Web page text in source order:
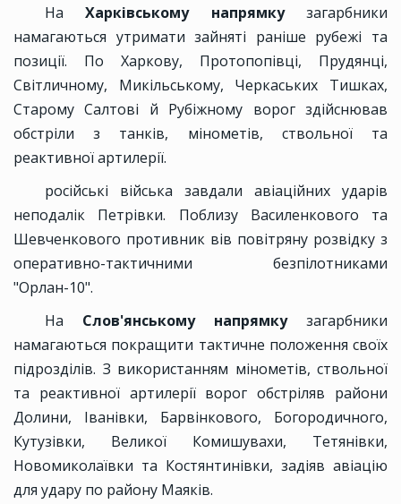
На Харківському напрямку загарбники
намагаються утримати зайняті раніше рубежі та
позиції. По Харкову, Протопопівці, Прудянці,
Світличному, Микільському, Черкаських Тишках,
Старому Салтові й Рубіжному ворог здійснював
обстріли з танків, мінометів, ствольної та
реактивної артилерії.
російські війська завдали авіаційних ударів
неподалік Петрівки. Поблизу Василенкового та
Шевченкового противник вів повітряну розвідку з
оперативно-тактичними безпілотниками
"Орлан-10".
На Слов'янському напрямку загарбники
намагаються покращити тактичне положення своїх
підрозділів. З використанням мінометів, ствольної
та реактивної артилерії ворог обстріляв райони
Долини, Іванівки, Барвінкового, Богородичного,
Кутузівки, Великої Комишувахи, Тетянівки,
Новомиколаївки та Костянтинівки, задіяв авіацію
для удару по району Маяків.